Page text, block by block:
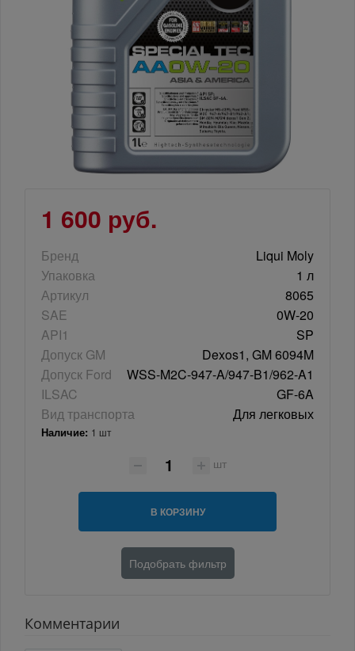
1 600 руб.
Бренд
Liqui Moly
Упаковка
1 л
Артикул
8065
SAE
0W-20
API1
SP
Допуск GM
Dexos1, GM 6094M
Допуск Ford
WSS-M2C-947-A/947-B1/962-A1
ILSAC
GF-6A
Вид транспорта
Для легковых
Наличие: 1 шт
шт
В КОРЗИНУ
Подобрать фильтр
Комментарии